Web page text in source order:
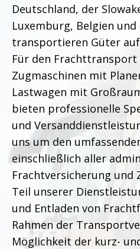
Deutschland, der
Luxemburg, Belgien
transportieren Güter
Für den
Zugmaschinen mit
Lastwagen mit
bieten professionelle
und
uns um den
einschließlich aller
Frachtversicherung und
Teil unserer
und Entladen von
Rahmen der
Möglichkeit der kurz-